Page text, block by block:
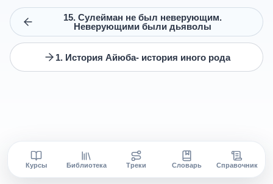
Курсы Библиотека Треки Словарь Справочник
15. Сулейман не был неверующим.
Неверующими были дьяволы
1. История Айюба- история иного рода